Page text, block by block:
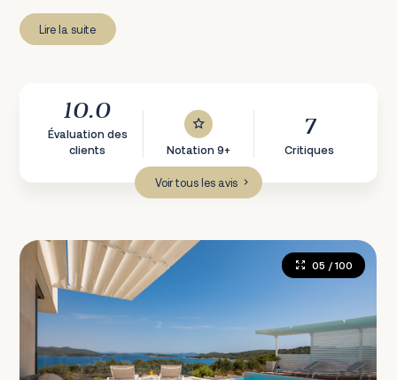
Lire la suite
10.0
Évaluation des
clients
Notation 9+
7
Critiques
Voir tous les avis
05 / 100